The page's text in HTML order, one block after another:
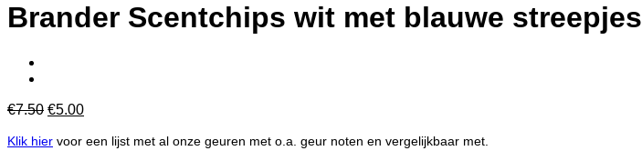
Brander Scentchips wit met blauwe streepjes
€7.50 Oorspronkelijke
was:
€5.00Huidige
is:
Klik hier voor een lijst met al onze geuren met o.a. geur noten en vergelijkbaar met.